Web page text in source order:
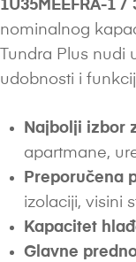
1U35MEEFRA-1 /
nominalnog
Tundra Plus
udobnosti i
Najbolji izbor
apartmane,
Preporučena
izolaciji, visini
Kapacitet
Glavne